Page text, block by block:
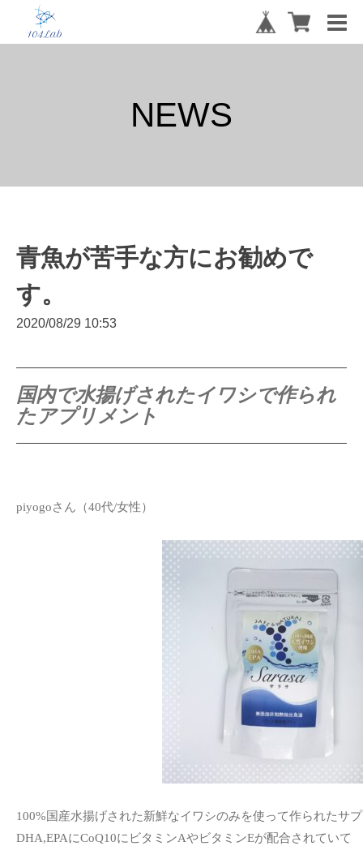
NEWS
青魚が苦手な方にお勧めで
す。
2020/08/29 10:53
国内で水揚げされたイワシで作られ
たアプリメント
piyogoさん（40代/女性）
100%国産水揚げされた新鮮なイワシのみを使って作られたサ
DHA,EPAにCoQ10にビタミンAやビタミンEが配合されていて